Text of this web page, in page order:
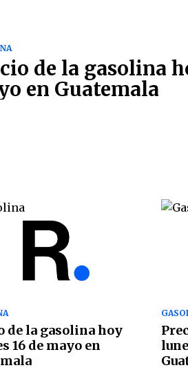
de la gasolina
en Guatemala
de la gasolina hoy
16 de mayo en